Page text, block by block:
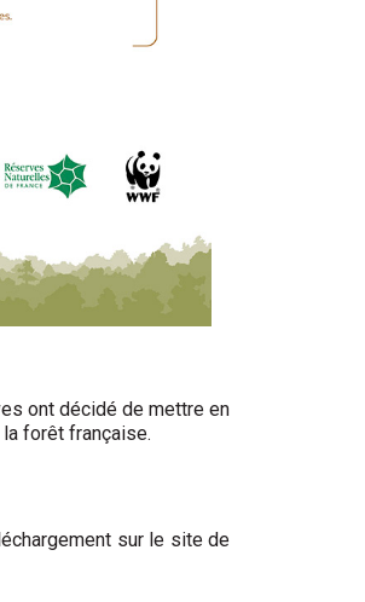
ont décidé de mettre en
forêt française.
sur le site de